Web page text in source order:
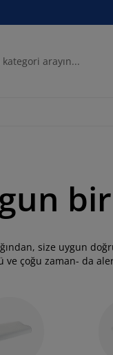
size uygun
ve çoğu zaman- da